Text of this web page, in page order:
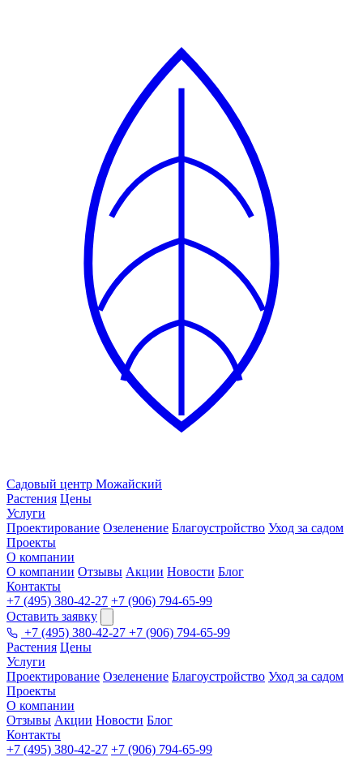
Садовый центр Можайский
Растения Цены
Услуги
Проектирование Озеленение Благоустройство Уход за садом
Проекты
О компании
О компании Отзывы Акции Новости Блог
Контакты
+7 (495) 380-42-27 +7 (906) 794-65-99
Оставить заявку
+7 (495) 380-42-27 +7 (906) 794-65-99
Растения Цены
Услуги
Проектирование Озеленение Благоустройство Уход за садом
Проекты
О компании
Отзывы Акции Новости Блог
Контакты
+7 (495) 380-42-27 +7 (906) 794-65-99